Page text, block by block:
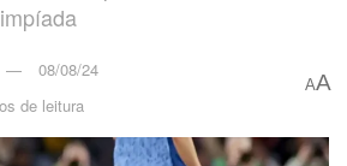
08/08/24
de leitura
AA